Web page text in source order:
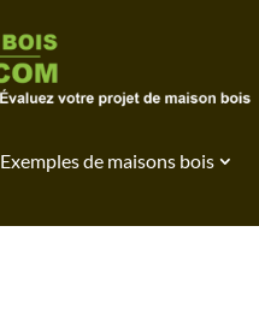
Exemples de maisons bois